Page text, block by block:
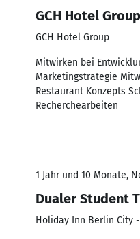
GCH Hotel
GCH Hotel Group
Mitwirken bei
Marketingstrategie
Restaurant Konzepts
Recherchearbeiten
1 Jahr und 10 Monate,
Dualer Student
Holiday Inn Berlin City